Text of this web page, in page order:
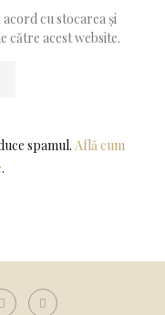
cu stocarea și
către acest website.
spamul. Află cum
.